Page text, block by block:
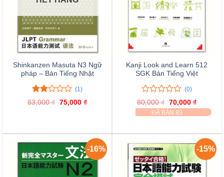
Shinkanzen Masuta N3 Ngữ
pháp – Bản Tiếng Nhật
2.00
trên
1
giá
(1)
83,000₫ Giá
75,000 ₫Giá
Kanji Look and Learn 512
SGK Bản Tiếng Việt
0
trên
5
0
giá
(0)
80,000₫ Giá
gốc
là:
70,000 ₫Giá
hiện
tại
ĐÃ BÁN 83
-16% -15%